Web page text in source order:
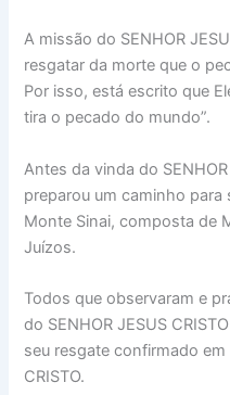
A missão do SENHOR
resgatar da morte que o
Por isso, está escrito que
tira o pecado do mundo”.
Antes da vinda do SENHOR
preparou um caminho para
Monte Sinai, composta de
Juízos.
Todos que observaram e
do SENHOR JESUS
seu resgate confirmado em
CRISTO.